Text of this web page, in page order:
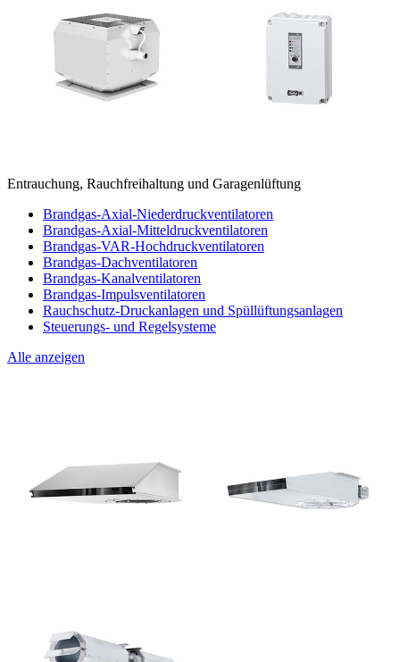
Entrauchung, Rauchfreihaltung und Garagenlüftung
Brandgas-Axial-Niederdruckventilatoren
Brandgas-Axial-Mitteldruckventilatoren
Brandgas-VAR-Hochdruckventilatoren
Brandgas-Dachventilatoren
Brandgas-Kanalventilatoren
Brandgas-Impulsventilatoren
Rauchschutz-Druckanlagen und Spüllüftungsanlagen
Steuerungs- und Regelsysteme
Alle anzeigen